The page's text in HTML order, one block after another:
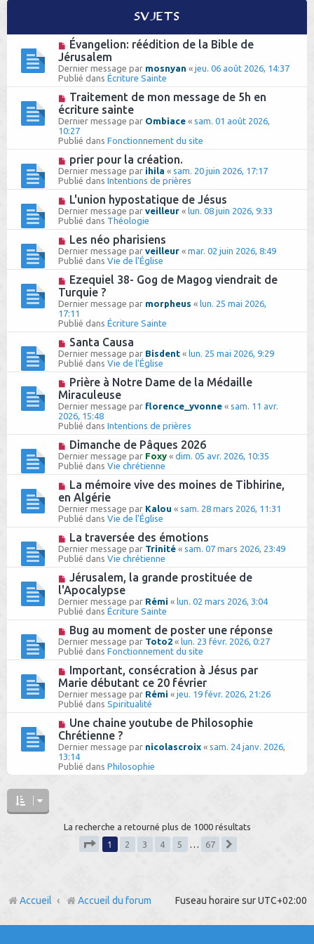
e
Sujets
N
o
u
v
e
a
m
e
s
s
a
g
e
Évangelion: réédition de la Bible de
Jérusalem
Dernier message par mosnyan « jeu. 06 août 2026, 14:37
Publié dans Écriture Sainte
N
u
v
e
a
m
e
s
s
a
g
e
Traitement de mon message de 5h en
écriture sainte
Dernier message par Ombiace « sam. 01 août 2026,
10:27
Publié dans Fonctionnement du site
N
o
u
v
e
a
u
m
e
s
s
a
g
e
prier pour la création.
Dernier message par ihila « sam. 20 juin 2026, 17:17
Publié dans Intentions de prières
N
o
u
v
e
a
u
m
e
s
s
a
g
e
L'union hypostatique de Jésus
Dernier message par veilleur « lun. 08 juin 2026, 9:33
Publié dans Théologie
N
o
u
v
e
a
u
m
e
s
a
g
e
Les néo pharisiens
Dernier message par veilleur « mar. 02 juin 2026, 8:49
Publié dans Vie de l'Église
N
u
v
e
a
u
m
e
s
s
a
g
e
Ezequiel 38- Gog de Magog viendrait de
Turquie ?
Dernier message par morpheus « lun. 25 mai 2026,
17:11
Publié dans Écriture Sainte
N
o
u
v
e
a
u
m
e
s
s
a
g
e
Santa Causa
Dernier message par Bisdent « lun. 25 mai 2026, 9:29
Publié dans Vie de l'Église
N
o
u
v
e
a
u
m
e
s
s
a
g
e
Prière à Notre Dame de la Médaille
Miraculeuse
Dernier message par florence_yvonne « sam. 11 avr.
2026, 15:48
Publié dans Intentions de prières
N
o
u
v
e
a
u
m
e
s
s
a
g
e
Dimanche de Pâques 2026
Dernier message par Foxy « dim. 05 avr. 2026, 10:35
Publié dans Vie chrétienne
N
u
v
e
a
u
m
e
s
a
g
e
La mémoire vive des moines de Tibhirine,
en Algérie
Dernier message par Kalou « sam. 28 mars 2026, 11:31
Publié dans Vie de l'Église
N
o
u
v
a
u
m
e
s
s
a
g
e
La traversée des émotions
Dernier message par Trinité « sam. 07 mars 2026, 23:49
Publié dans Vie chrétienne
o
u
v
e
a
u
m
e
s
s
a
g
e
Jérusalem, la grande prostituée de
l'Apocalypse
Dernier message par Rémi « lun. 02 mars 2026, 3:04
Publié dans Écriture Sainte
N
o
u
v
e
a
u
m
e
s
s
a
g
e
Bug au moment de poster une réponse
Dernier message par Toto2 « lun. 23 févr. 2026, 0:27
Publié dans Fonctionnement du site
N
o
u
v
e
a
u
m
e
s
s
Important, consécration à Jésus par
Marie débutant ce 20 février
Dernier message par Rémi « jeu. 19 févr. 2026, 21:26
Publié dans Spiritualité
N
o
u
v
e
a
a
Une chaine youtube de Philosophie
Chrétienne ?
Dernier message par nicolascroix « sam. 24 janv. 2026,
13:14
Publié dans Philosophie
La recherche a retourné plus de 1000 résultats
1 2 3 4 5
67
Fuseau horaire surUTC+02:00
Accueil Accueil du forum